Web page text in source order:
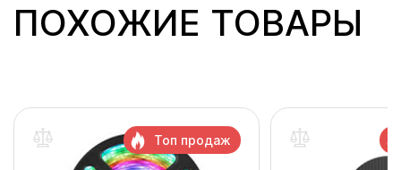
ПОХОЖИЕ ТОВАРЫ
Топ продаж